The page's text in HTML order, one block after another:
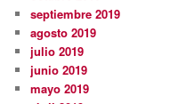
septiembre 2019
agosto 2019
julio 2019
junio 2019
mayo 2019